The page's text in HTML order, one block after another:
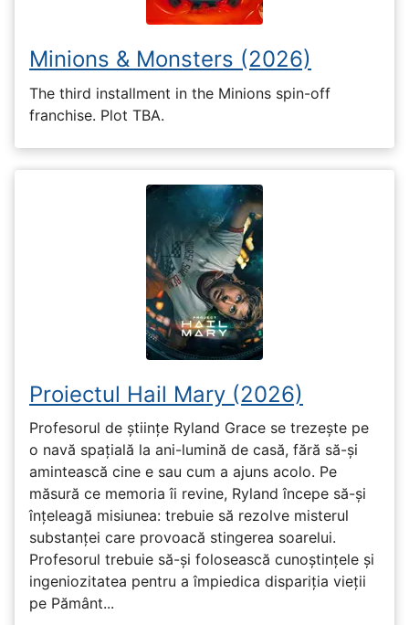
Minions & Monsters (2026)
The third installment in the Minions spin-off
franchise. Plot TBA.
Proiectul Hail Mary (2026)
Profesorul de științe Ryland Grace se trezește pe
o navă spațială la ani-lumină de casă, fără să-și
amintească cine e sau cum a ajuns acolo. Pe
măsură ce memoria îi revine, Ryland începe să-și
înțeleagă misiunea: trebuie să rezolve misterul
substanței care provoacă stingerea soarelui.
Profesorul trebuie să-și folosească cunoștințele și
ingeniozitatea pentru a împiedica dispariția vieții
pe Pământ...